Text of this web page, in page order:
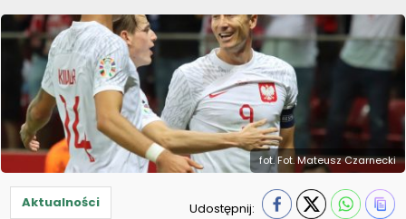
fot. Fot. Mateusz Czarnecki
Aktualności Udostępnij: